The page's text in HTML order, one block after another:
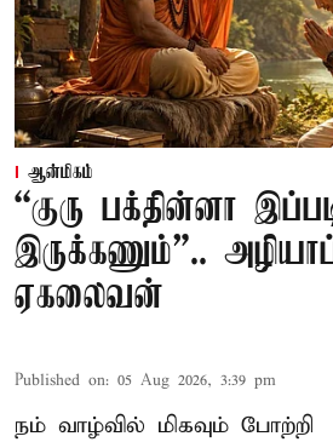
ஆன்மிகம்
“குரு பக்தின்னா
இருக்கணும்”..
ஏகலைவன்
Published on: 05 Aug 2026, 3:39 pm
நம் வாழ்வில் மிகவும் போற்றி